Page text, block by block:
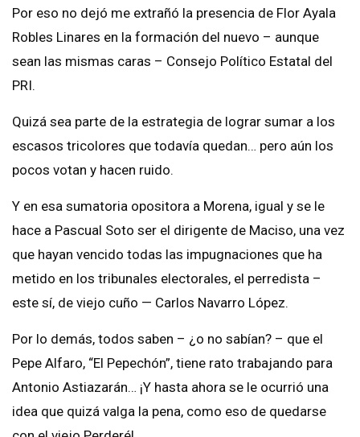
Por eso no dejó me extrañó la presencia de Flor Ayala
Robles Linares en la formación del nuevo – aunque
sean las mismas caras – Consejo Político Estatal del
PRI.
Quizá sea parte de la estrategia de lograr sumar a los
escasos tricolores que todavía quedan… pero aún los
pocos votan y hacen ruido.
Y en esa sumatoria opositora a Morena, igual y se le
hace a Pascual Soto ser el dirigente de Maciso, una vez
que hayan vencido todas las impugnaciones que ha
metido en los tribunales electorales, el perredista –
este sí, de viejo cuño — Carlos Navarro López.
Por lo demás, todos saben – ¿o no sabían? – que el
Pepe Alfaro, “El Pepechón”, tiene rato trabajando para
Antonio Astiazarán… ¡Y hasta ahora se le ocurrió una
idea que quizá valga la pena, como eso de quedarse